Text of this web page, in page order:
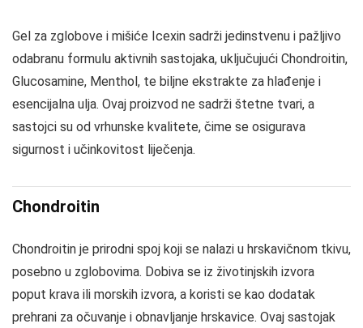
Gel za zglobove i mišiće Icexin sadrži jedinstvenu i pažljivo
odabranu formulu aktivnih sastojaka, uključujući Chondroitin,
Glucosamine, Menthol, te biljne ekstrakte za hlađenje i
esencijalna ulja. Ovaj proizvod ne sadrži štetne tvari, a
sastojci su od vrhunske kvalitete, čime se osigurava
sigurnost i učinkovitost liječenja.
Chondroitin
Chondroitin je prirodni spoj koji se nalazi u hrskavičnom tkivu,
posebno u zglobovima. Dobiva se iz životinjskih izvora
poput krava ili morskih izvora, a koristi se kao dodatak
prehrani za očuvanje i obnavljanje hrskavice. Ovaj sastojak